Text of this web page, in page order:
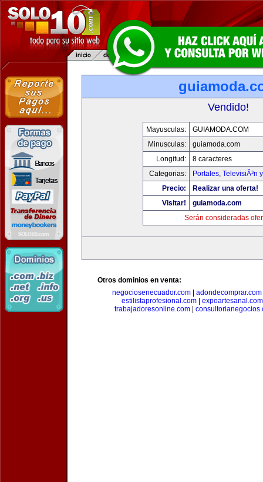
Vendido!
Mayusculas:
GUIAMODA.COM
Minusculas:
guiamoda.com
Longitud:
8 caracteres
Categorias:
Portales, TelevisiÃ³n
Precio:
Realizar una oferta!
Visitar!
guiamoda.com
Serán consideradas
Otros dominios en venta:
negociosenecuador.com| adondecomprar.com
estilistaprofesional.com
expoartesanal.com
trabajadoresonline.com